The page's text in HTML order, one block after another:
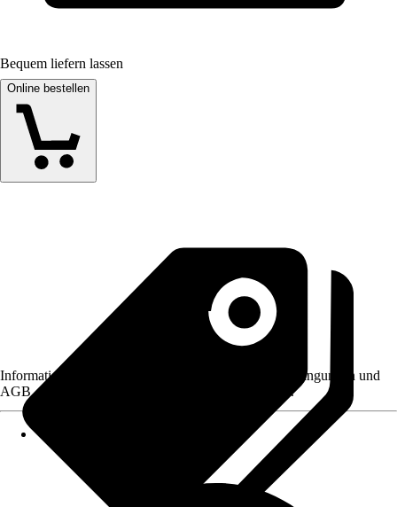
Bequem liefern lassen
Online bestellen
Informationen des Verkäufers, wie z. B. Rückgabebedingungen und
AGB, finden Sie bei Klick auf den Verkäufernamen.